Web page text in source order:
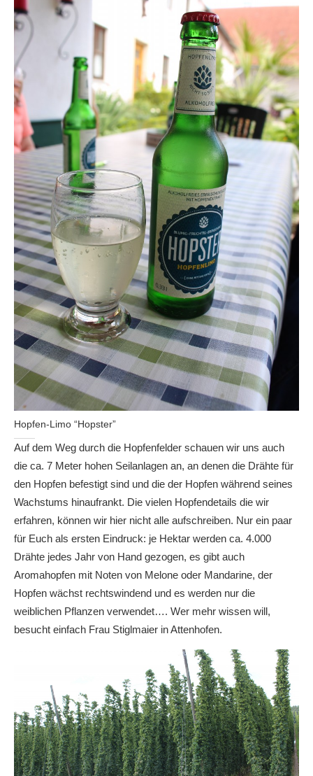
Hopfen-Limo “Hopster”
Auf dem Weg durch die Hopfenfelder schauen wir uns auch
die ca. 7 Meter hohen Seilanlagen an, an denen die Drähte für
den Hopfen befestigt sind und die der Hopfen während seines
Wachstums hinaufrankt. Die vielen Hopfendetails die wir
erfahren, können wir hier nicht alle aufschreiben. Nur ein paar
für Euch als ersten Eindruck: je Hektar werden ca. 4.000
Drähte jedes Jahr von Hand gezogen, es gibt auch
Aromahopfen mit Noten von Melone oder Mandarine, der
Hopfen wächst rechtswindend und es werden nur die
weiblichen Pflanzen verwendet…. Wer mehr wissen will,
besucht einfach Frau Stiglmaier in Attenhofen.